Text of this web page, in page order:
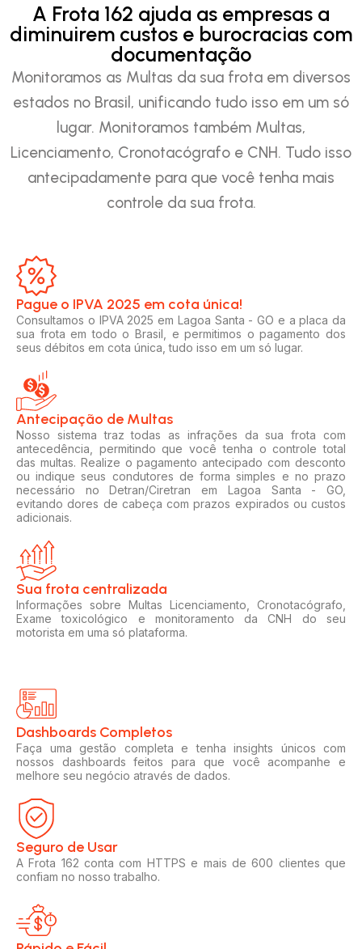
A Frota 162 ajuda as empresas a
diminuirem custos e burocracias com
documentação
Monitoramos as Multas da sua frota em diversos
estados no Brasil, unificando tudo isso em um só
lugar. Monitoramos também Multas,
Licenciamento, Cronotacógrafo e CNH. Tudo isso
antecipadamente para que você tenha mais
controle da sua frota.
Pague o IPVA 2025 em cota única!​
Consultamos o IPVA 2025 em Lagoa Santa - GO e a placa da
sua frota em todo o Brasil, e permitimos o pagamento dos
seus débitos em cota única, tudo isso em um só lugar.
Antecipação de Multas
Nosso sistema traz todas as infrações da sua frota com
antecedência, permitindo que você tenha o controle total
das multas. Realize o pagamento antecipado com desconto
ou indique seus condutores de forma simples e no prazo
necessário no Detran/Ciretran em Lagoa Santa - GO,
evitando dores de cabeça com prazos expirados ou custos
adicionais.
Sua frota centralizada​
Informações sobre Multas Licenciamento, Cronotacógrafo,
Exame toxicológico e monitoramento da CNH do seu
motorista em uma só plataforma.
Dashboards Completos​​
Faça uma gestão completa e tenha insights únicos com
nossos dashboards feitos para que você acompanhe e
melhore seu negócio através de dados.
Seguro de Usar​
A Frota 162 conta com HTTPS e mais de 600 clientes que
confiam no nosso trabalho.